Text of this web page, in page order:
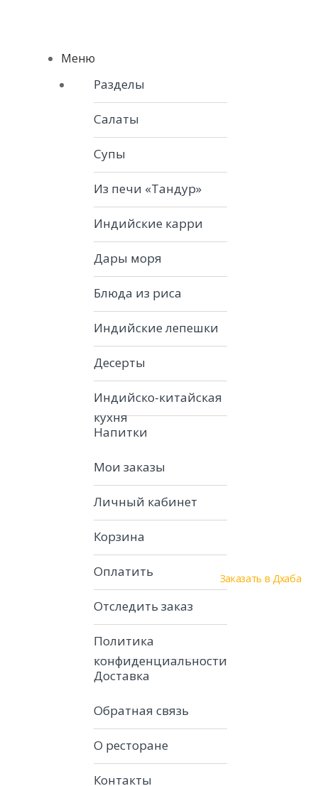
Меню
Разделы
Салаты
Супы
Из печи «Тандур»
Индийские карри
Дары моря
Блюда из риса
Индийские лепешки
Десерты
Индийско-китайская
кухня
Напитки
Мои заказы
Личный кабинет
Корзина
Оплатить
Отследить заказ
Политика
конфиденциальности
Доставка
Обратная связь
О ресторане
Контакты
Заказать в Дхаба